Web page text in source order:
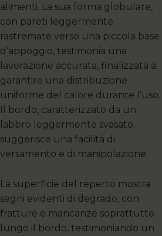
alimenti. La sua forma globulare,
con pareti leggermente
rastremate verso una piccola base
d’appoggio, testimonia una
lavorazione accurata, finalizzata a
garantire una distribuzione
uniforme del calore durante l’uso.
Il bordo, caratterizzato da un
labbro leggermente svasato,
suggerisce una facilità di
versamento e di manipolazione.
La superficie del reperto mostra
segni evidenti di degrado, con
fratture e mancanze soprattutto
lungo il bordo, testimoniando un